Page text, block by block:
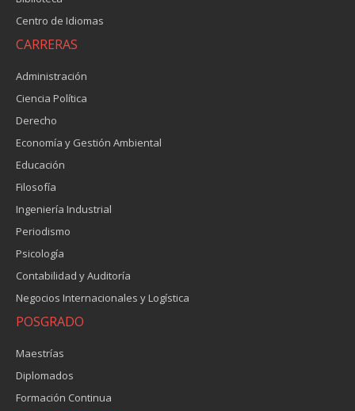
Centro de Idiomas
CARRERAS
Administración
Ciencia Política
Derecho
Economía y Gestión Ambiental
Educación
Filosofía
Ingeniería Industrial
Periodismo
Psicología
Contabilidad y Auditoría
Negocios Internacionales y Logística
POSGRADO
Maestrías
Diplomados
Formación Continua